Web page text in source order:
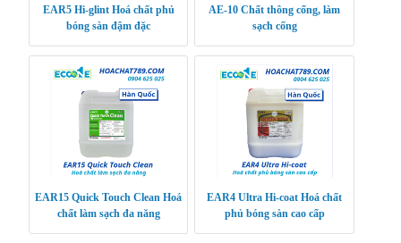
EAR5 Hi-glint Hoá chất phủ
bóng sàn đậm đặc
AE-10 Chất thông cống, làm
sạch cống
EAR15 Quick Touch Clean Hoá
chất làm sạch đa năng
EAR4 Ultra Hi-coat Hoá chất
phủ bóng sàn cao cấp